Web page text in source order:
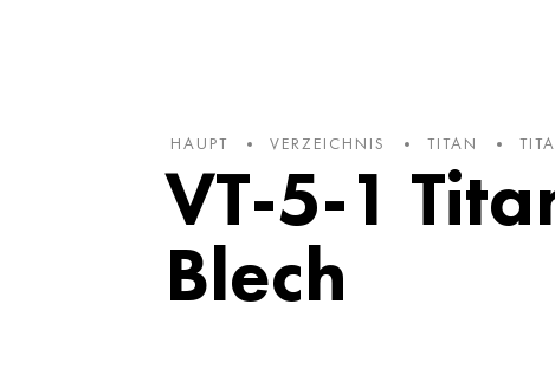
HAUPT VERZEICHNIS TITAN
VT-5-1
Blech